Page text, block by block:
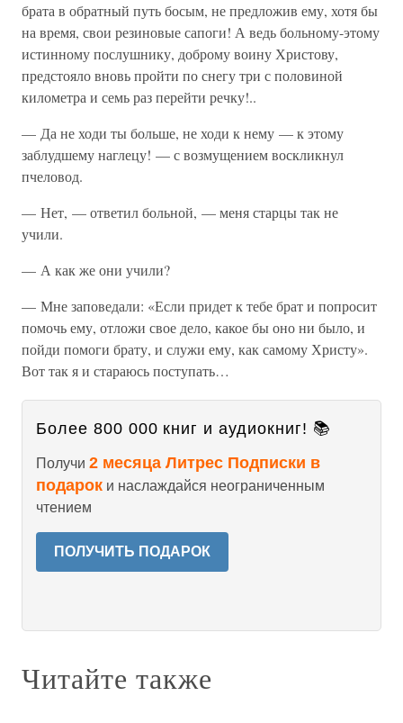
брата в обратный путь босым, не предложив ему, хотя бы
на время, свои резиновые сапоги! А ведь больному-этому
истинному послушнику, доброму воину Христову,
предстояло вновь пройти по снегу три с половиной
километра и семь раз перейти речку!..
— Да не ходи ты больше, не ходи к нему — к этому
заблудшему наглецу! — с возмущением воскликнул
пчеловод.
— Нет, — ответил больной, — меня старцы так не
учили.
— А как же они учили?
— Мне заповедали: «Если придет к тебе брат и попросит
помочь ему, отложи свое дело, какое бы оно ни было, и
пойди помоги брату, и служи ему, как самому Христу».
Вот так я и стараюсь поступать…
Более 800 000 книг и аудиокниг! 📚
Получи 2 месяца Литрес Подписки в
подарок и наслаждайся неограниченным
чтением
ПОЛУЧИТЬ ПОДАРОК
Читайте также